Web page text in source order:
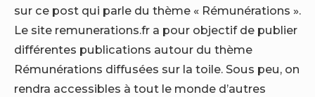
sur ce post qui parle du thème « Rémunérations ».
Le site remunerations.fr a pour objectif de publier
différentes publications autour du thème
Rémunérations diffusées sur la toile. Sous peu, on
rendra accessibles à tout le monde d’autres